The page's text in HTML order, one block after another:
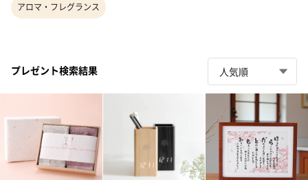
アロマ・フレグランス
プレゼント検索結果